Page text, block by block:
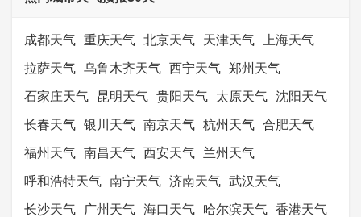
成都天气 重庆天气 北京天气 天津天气 上海天气
拉萨天气 乌鲁木齐天气 西宁天气 郑州天气
石家庄天气 昆明天气 贵阳天气 太原天气 沈阳天气
长春天气 银川天气 南京天气 杭州天气 合肥天气
福州天气 南昌天气 西安天气 兰州天气
呼和浩特天气 南宁天气 济南天气 武汉天气
长沙天气 广州天气 海口天气 哈尔滨天气 香港天气